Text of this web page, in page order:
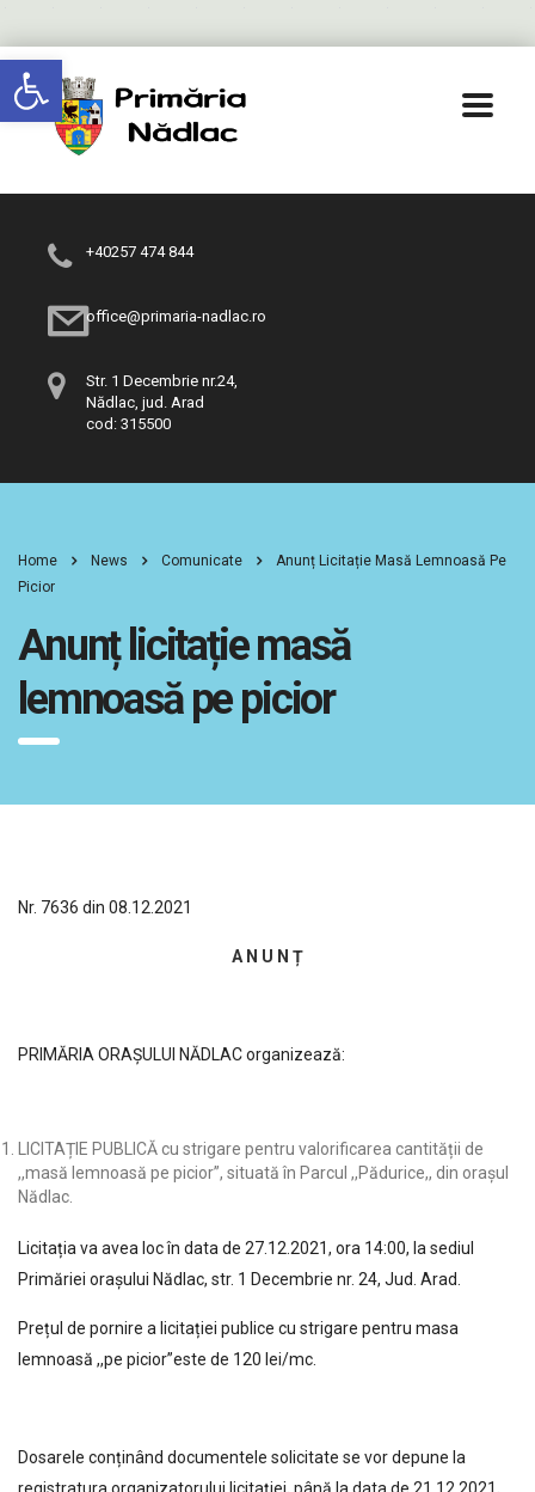
Deschide bara de unelte
+40257 474 844
office@primaria-nadlac.ro
Str. 1 Decembrie nr.24,
Nădlac, jud. Arad
cod: 315500
Home News Comunicate
Anunț Licitație Masă Lemnoasă Pe
Picior
Anunț licitație masă
lemnoasă pe picior
Nr. 7636 din 08.12.2021
A N U N Ț
PRIMĂRIA ORAȘULUI NĂDLAC organizează:
LICITAȚIE PUBLICĂ cu strigare pentru valorificarea cantității de
,,masă lemnoasă pe picior”, situată în Parcul ,,Pădurice,, din orașul
Nădlac.
Licitația va avea loc în data de 27.12.2021, ora 14:00, la sediul
Primăriei orașului Nădlac, str. 1 Decembrie nr. 24, Jud. Arad.
Prețul de pornire a licitației publice cu strigare pentru masa
lemnoasă ,,pe picior”este de 120 lei/mc.
Dosarele conținând documentele solicitate se vor depune la